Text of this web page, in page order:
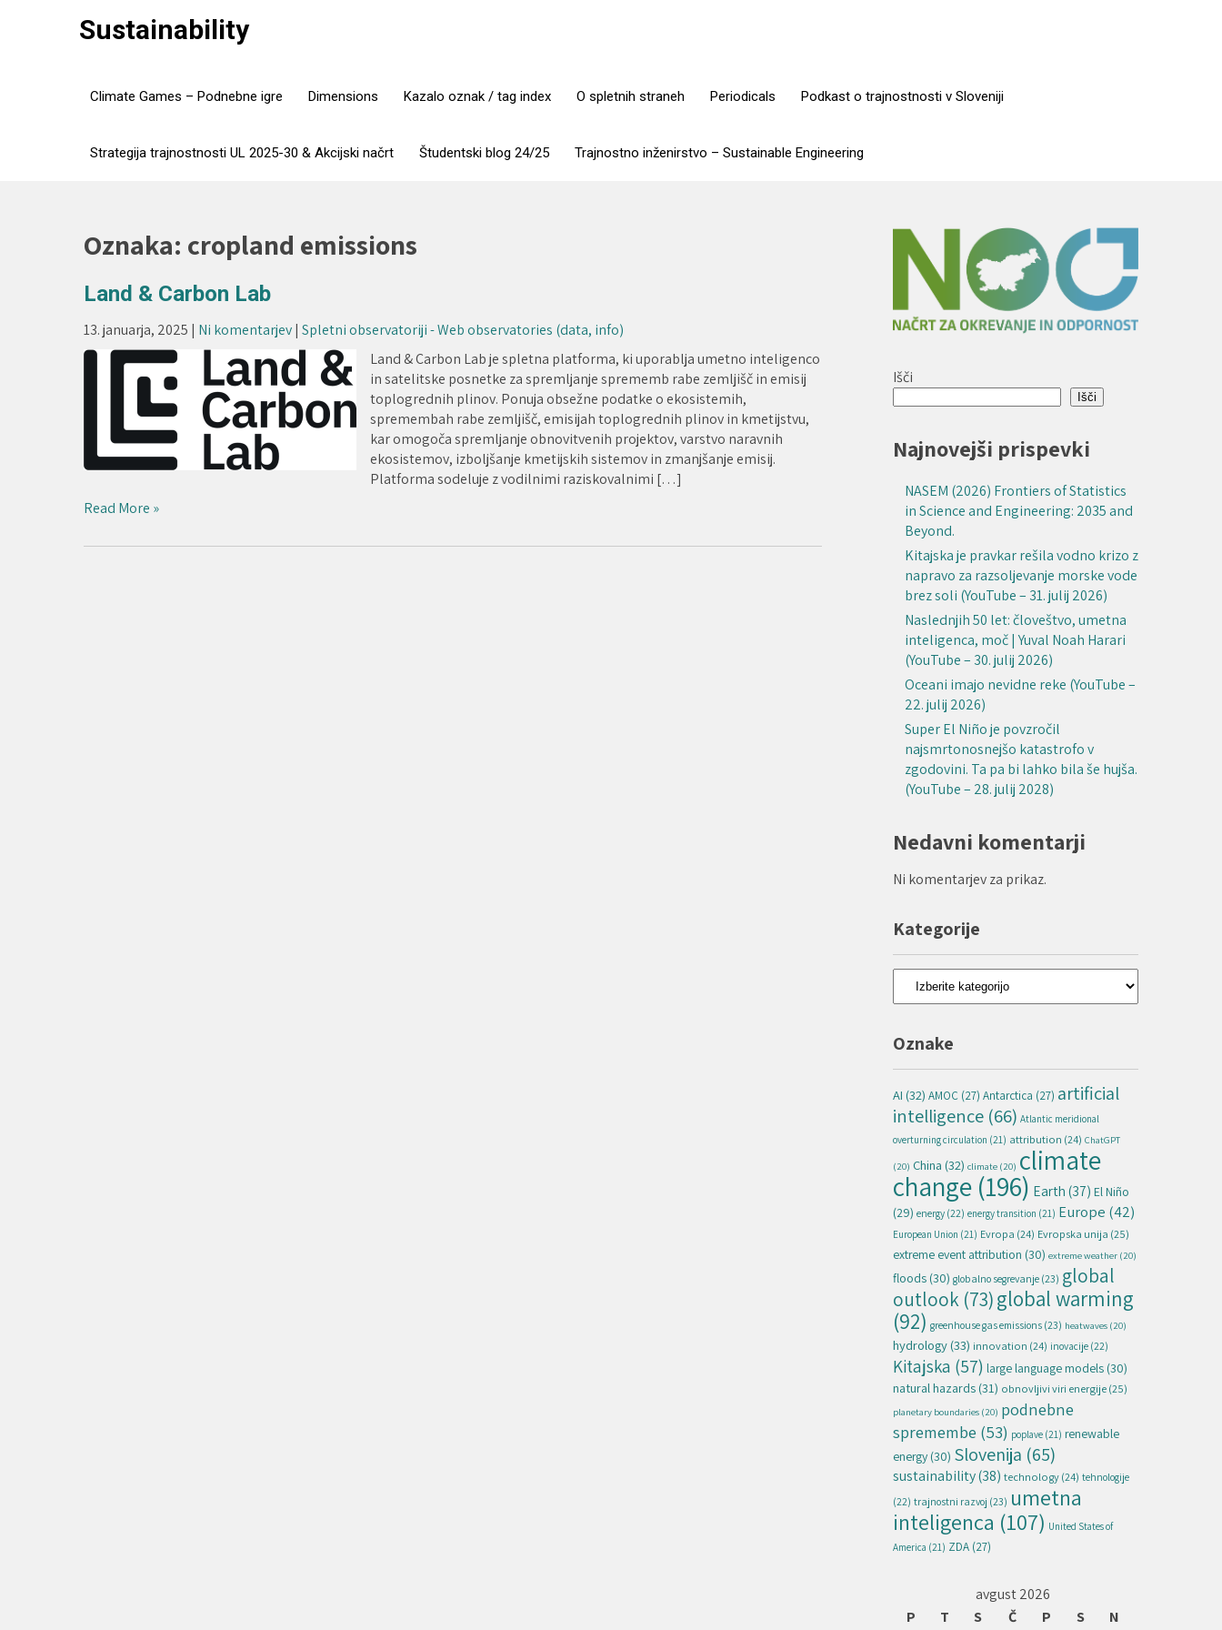
Sustainability
Climate Games – Podnebne igre Dimensions Kazalo oznak / tag index O spletnih straneh Periodicals Podkast o trajnostnosti v Sloveniji
Strategija trajnostnosti UL 2025-30 & Akcijski načrt Študentski blog 24/25 Trajnostno inženirstvo – Sustainable Engineering
Oznaka: cropland emissions
Land & Carbon Lab
13. januarja, 2025 | Ni komentarjev| Spletni observatoriji - Web observatories (data, info)
Land & Carbon Lab je spletna platforma, ki uporablja umetno inteligenco
in satelitske posnetke za spremljanje sprememb rabe zemljišč in emisij
toplogrednih plinov. Ponuja obsežne podatke o ekosistemih,
spremembah rabe zemljišč, emisijah toplogrednih plinov in kmetijstvu,
kar omogoča spremljanje obnovitvenih projektov, varstvo naravnih
ekosistemov, izboljšanje kmetijskih sistemov in zmanjšanje emisij.
Platforma sodeluje z vodilnimi raziskovalnimi […]
Read More »
Išči
Išči
Najnovejši prispevki
NASEM (2026) Frontiers of Statistics
in Science and Engineering: 2035 and
Beyond.
Kitajska je pravkar rešila vodno krizo z
napravo za razsoljevanje morske vode
brez soli (YouTube – 31. julij 2026)
Naslednjih 50 let: človeštvo, umetna
inteligenca, moč | Yuval Noah Harari
(YouTube – 30. julij 2026)
Oceani imajo nevidne reke (YouTube –
22. julij 2026)
Super El Niño je povzročil
najsmrtonosnejšo katastrofo v
zgodovini. Ta pa bi lahko bila še hujša.
(YouTube – 28. julij 2028)
Nedavni komentarji
Ni komentarjev za prikaz.
Kategorije
Kategorije
Oznake
AI (32) AMOC (27) Antarctica (27) artificial
intelligence (66) Atlantic meridional
overturning circulation (21) attribution (24) ChatGPT
(20) China (32) climate (20) climate
change (196) Earth (37) El Niño
(29) energy (22) energy transition (21) Europe (42)
European Union (21) Evropa (24) Evropska unija (25)
extreme event attribution (30) extreme weather (20)
floods (30) globalno segrevanje (23) global
outlook (73)global warming
(92) greenhouse gas emissions (23) heatwaves (20)
hydrology(33) innovation (24) inovacije (22)
Kitajska (57) large language models (30)
natural hazards (31) obnovljivi viri energije(25)
planetary boundaries (20) podnebne
spremembe (53) poplave (21) renewable
energy (30) Slovenija (65)
sustainability(38) technology(24) tehnologije
(22) trajnostni razvoj (23) umetna
inteligenca (107) United States of
America (21) ZDA (27)
avgust 2026
P
T S Č P S N